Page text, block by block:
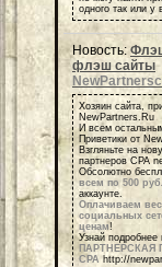
одного так или у
Новость:
флэш сайты
Хозяин сайта,
NewPartners.Ru
И всем
Приветики от
Взгляньте на
партнеров СРА
Обсолютно
всем по 500
аккаунте.
Оплачиваем
социальных
ценам!
Узнай подробнее
ПАРТНЕРСКАЯ
СРА http://